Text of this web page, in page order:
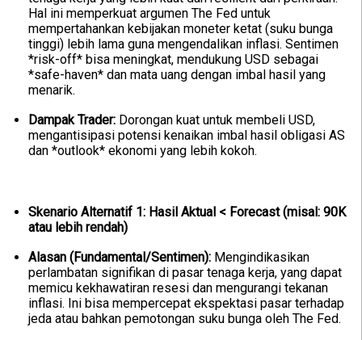
Hal ini memperkuat argumen The Fed untuk
mempertahankan kebijakan moneter ketat (suku bunga
tinggi) lebih lama guna mengendalikan inflasi. Sentimen
*risk-off* bisa meningkat, mendukung USD sebagai
*safe-haven* dan mata uang dengan imbal hasil yang
menarik.
Dampak Trader: Dorongan kuat untuk membeli USD,
mengantisipasi potensi kenaikan imbal hasil obligasi AS
dan *outlook* ekonomi yang lebih kokoh.
Skenario Alternatif 1: Hasil Aktual < Forecast (misal: 90K
atau lebih rendah)
Alasan (Fundamental/Sentimen): Mengindikasikan
perlambatan signifikan di pasar tenaga kerja, yang dapat
memicu kekhawatiran resesi dan mengurangi tekanan
inflasi. Ini bisa mempercepat ekspektasi pasar terhadap
jeda atau bahkan pemotongan suku bunga oleh The Fed.